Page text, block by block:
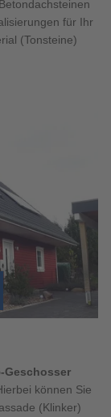
für Ihr
(Tonsteine)
Geschosser
können Sie
(Klinker)